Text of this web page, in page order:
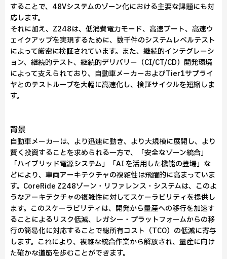
することで、48Vシステムのゾーン化における主要な課題にも対
応します。
それに加え、Z248は、低消費電力モード、高速ブート、高速ウ
ェイクアップを実現するために、数千件のシステムレベルテスト
によって厳密に検証されています。また、継続的インテグレーシ
ョン、継続的テスト、継続的デリバリー（CI/CT/CD）開発環境
によって支えられており、自動車メーカーおよびTier1サプライ
ヤとのテストループを大幅に高速化し、検証サイクルを短縮しま
す。
背景
自動車メーカーは、より迅速に動き、より大規模に展開し、より
賢く投資することを求められる一方で、「安全なゾーン統合」
「ハイブリッド電源システム」「AI を活用した機能の登場」な
どにより、車両アーキテクチャの複雑性は飛躍的に高まっていま
す。CoreRide Z248ゾーン・リファレンス・システムは、このよ
うなアーキテクチャの複雑性に対してスケーラビリティを提供し
ます。このスケーラビリティは、開発から量産への移行を加速す
ることによるリスク低減、レガシー・プラットフォームからの移
行の簡易化に対応することで総所有コスト（TCO）の低減に寄与
します。これにより、複雑な統合作業から解放され、量産に向け
た確かな道筋を歩むことができます。